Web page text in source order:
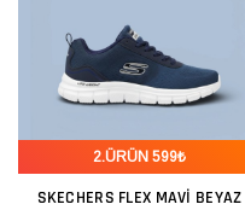
2.ÜRÜN 599₺
SKECHERS FLEX MAVI BEYAZ